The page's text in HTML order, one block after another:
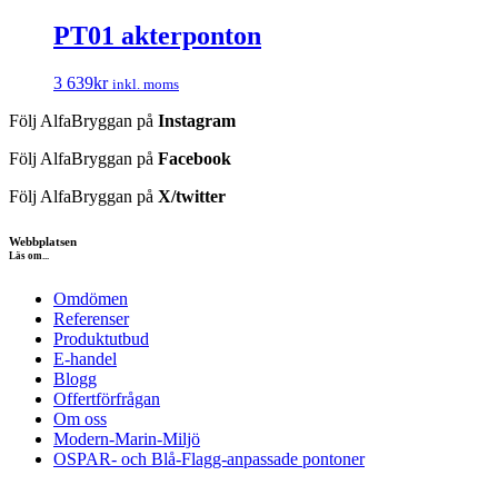
PT01 akterponton
3 639kr inkl. moms
Följ AlfaBryggan på Instagram
Följ AlfaBryggan på Facebook
Följ AlfaBryggan på X/twitter
Webbplatsen
Läs om...
Omdömen
Referenser
Produktutbud
E-handel
Blogg
Offertförfrågan
Om oss
Modern-Marin-Miljö
OSPAR- och Blå-Flagg-anpassade pontoner